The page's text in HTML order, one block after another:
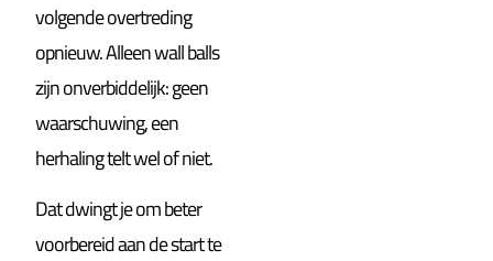
volgende overtreding
opnieuw. Alleen wall balls
zijn onverbiddelijk: geen
waarschuwing, een
herhaling telt wel of niet.
Dat dwingt je om beter
voorbereid aan de start te